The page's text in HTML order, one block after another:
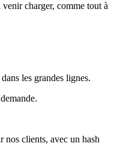
venir charger, comme tout à
les grandes lignes.
nos clients, avec un hash